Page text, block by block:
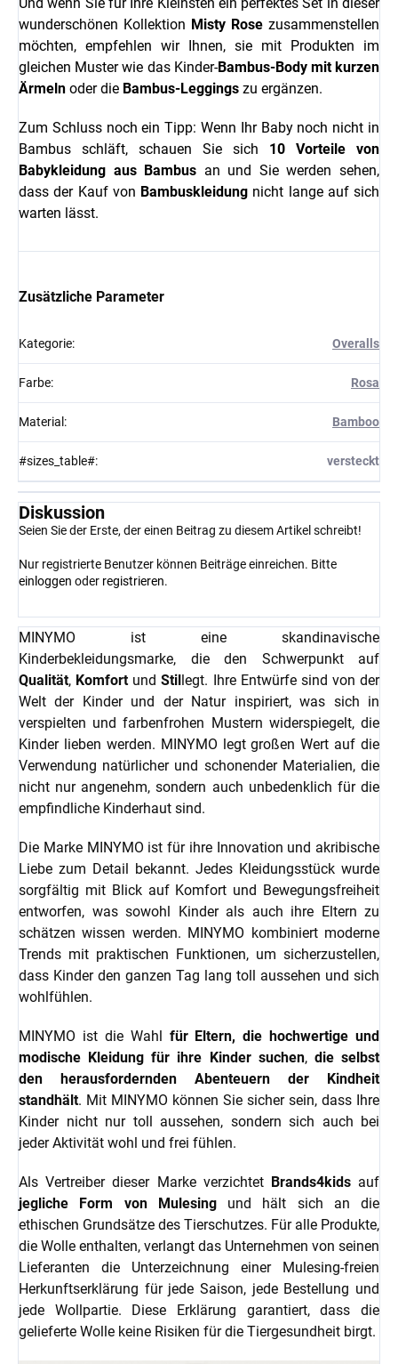
wunderschönen Kollektion Misty Rose zusammenstellen
möchten, empfehlen wir Ihnen, sie mit Produkten im
gleichen Muster wie das Kinder-Bambus-Body mit kurzen
Ärmeln oder die Bambus-Leggings zu ergänzen.
Zum Schluss noch ein Tipp: Wenn Ihr Baby noch nicht in
Bambus schläft, schauen Sie sich 10 Vorteile von
Babykleidung aus Bambus an und Sie werden sehen,
dass der Kauf von Bambuskleidung nicht lange auf sich
warten lässt.
Zusätzliche Parameter
Kategorie: Overalls
Farbe: Rosa
Material : Bamboo
#sizes_table#: versteckt
Diskussion
Seien Sie der Erste, der einen Beitrag zu diesem Artikel schreibt!
Nur registrierte Benutzer können Beiträge einreichen. Bitte
einloggen oder registrieren.
MINYMO ist eine skandinavische
Kinderbekleidungsmarke, die den Schwerpunkt auf
Qualität, KomfortundStillegt. Ihre Entwürfe sind von der
Welt der Kinder und der Natur inspiriert, was sich in
verspielten und farbenfrohen Mustern widerspiegelt, die
Kinder lieben werden. MINYMO legt großen Wert auf die
Verwendung natürlicher und schonender Materialien, die
nicht nur angenehm, sondern auch unbedenklich für die
empfindliche Kinderhaut sind.
Die Marke MINYMO ist für ihre Innovation und akribische
Liebe zum Detail bekannt. Jedes Kleidungsstück wurde
sorgfältig mit Blick auf Komfort und Bewegungsfreiheit
entworfen, was sowohl Kinder als auch ihre Eltern zu
schätzen wissen werden. MINYMO kombiniert moderne
Trends mit praktischen Funktionen, um sicherzustellen,
dass Kinder den ganzen Tag lang toll aussehen und sich
wohlfühlen.
MINYMO ist die Wahl für Eltern, die hochwertige und
modische Kleidung für ihre Kinder suchen,die selbst
den herausfordernden Abenteuern der Kindheit
standhält. Mit MINYMO können Sie sicher sein, dass Ihre
Kinder nicht nur toll aussehen, sondern sich auch bei
jeder Aktivität wohl und frei fühlen.
Als Vertreiber dieser Marke verzichtet Brands4kidsauf
jegliche Form von Mulesingund hält sich an die
ethischen Grundsätze des Tierschutzes. Für alle Produkte,
die Wolle enthalten, verlangt das Unternehmen von seinen
Lieferanten die Unterzeichnung einer Mulesing-freien
Herkunftserklärung für jede Saison, jede Bestellung und
jede Wollpartie. Diese Erklärung garantiert, dass die
gelieferte Wolle keine Risiken für die Tiergesundheit birgt.